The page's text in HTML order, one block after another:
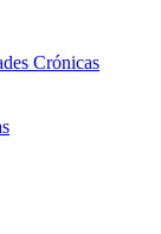
Crónicas